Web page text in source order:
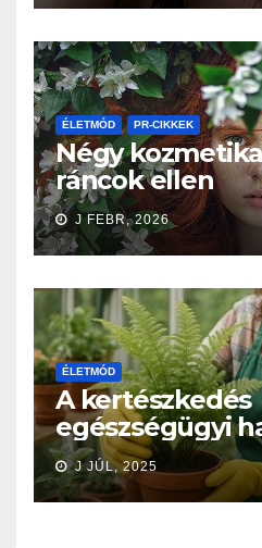
ÉLETMÓD PR-CIKKEK
Négy
ráncok ellen
J FEBR, 2026
ÉLETMÓD
A kertészkedés
egészségügyi
J JÚL, 2025